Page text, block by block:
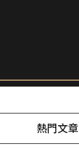
熱門文章